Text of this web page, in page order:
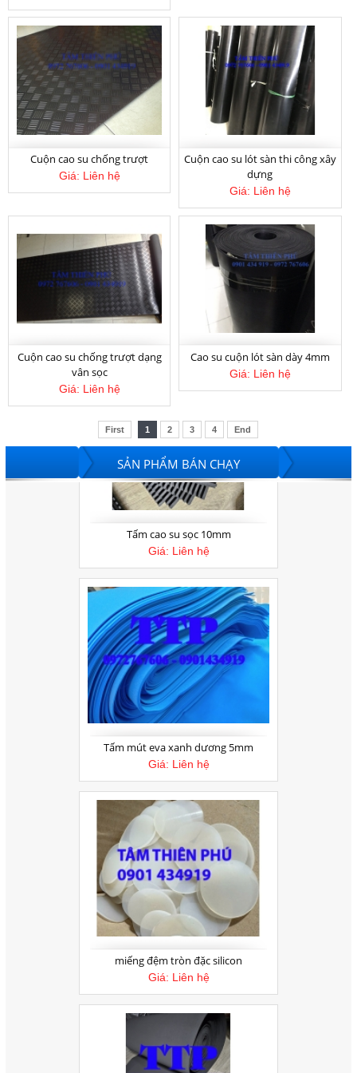
Cuộn cao su chống trượt
Giá: Liên hệ
Cuộn cao su lót sàn thi công xây
dựng
Giá: Liên hệ
Cuộn cao su chống trượt dạng
vân sọc
Giá: Liên hệ
Cao su cuộn lót sàn dày 4mm
Giá: Liên hệ
First 1 2 3 4 End
SẢN PHẨM BÁN CHẠY
Giá: Liên hệ
Thảm cao su đồng tiền chống trượt
Liên hệ
Tấm cao su sọc 10mm
Giá:Liên hệ
Tấm mút eva xanh dương 5mm
Giá:Liên hệ
miếng đệm tròn đặc silicon
Giá:Liên hệ
Cuộn mút xốp eva 7mm
trong 5 tháng đầu năm 2017
Theo số liệu thống kê sơ bộ của Tổng cục
Hải quan, xuất khẩu cao su thiên nhiên...